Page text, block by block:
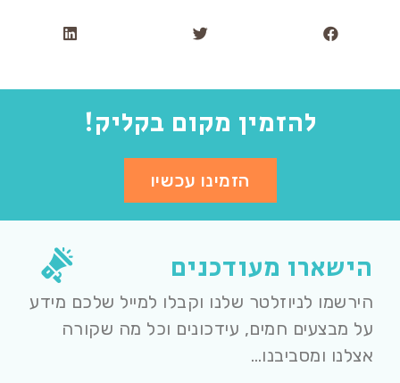
להזמין מקום בקליק!
הזמינו עכשיו
הישארו מעודכנים
הירשמו לניוזלטר שלנו וקבלו למייל שלכם מידע
על מבצעים חמים, עידכונים וכל מה שקורה
אצלנו ומסביבנו…